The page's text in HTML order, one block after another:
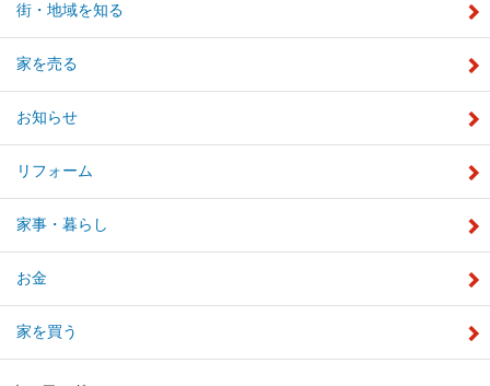
街・地域を知る
家を売る
お知らせ
リフォーム
家事・暮らし
お金
家を買う